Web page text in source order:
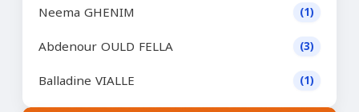
Neema GHENIM (1)
Abdenour OULD FELLA (3)
Balladine VIALLE (1)